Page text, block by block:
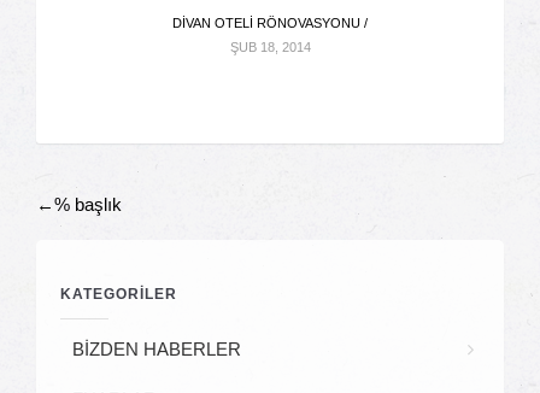
DIVAN OTELI RÖNOVASYONU /
ŞUB 18, 2014
Gönderi
Navigasyonu
←% başlık
KATEGORİLER
BİZDEN HABERLER